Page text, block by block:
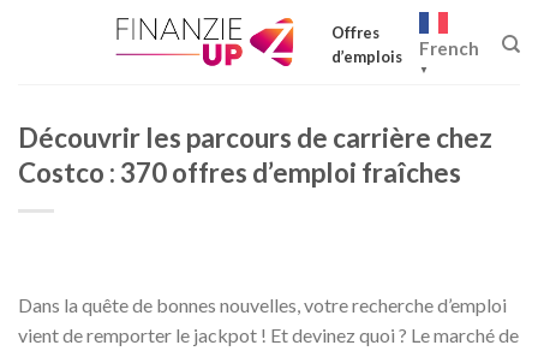
Offres
d’emplois
French
▼
Découvrir les parcours de carrière chez
Costco : 370 offres d’emploi fraîches
Dans la quête de bonnes nouvelles, votre recherche d’emploi
vient de remporter le jackpot ! Et devinez quoi ? Le marché de